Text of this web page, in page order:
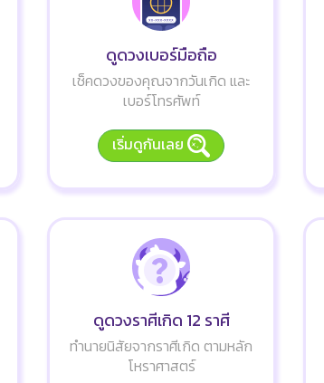
ดูดวงเบอร์มือถือ
เช็คดวงของคุณจากวันเกิด และ
เบอร์โทรศัพท์
เริ่มดูกันเลย
ดูดวงราศีเกิด 12 ราศี
ทำนายนิสัยจากราศีเกิด ตามหลัก
โหราศาสตร์